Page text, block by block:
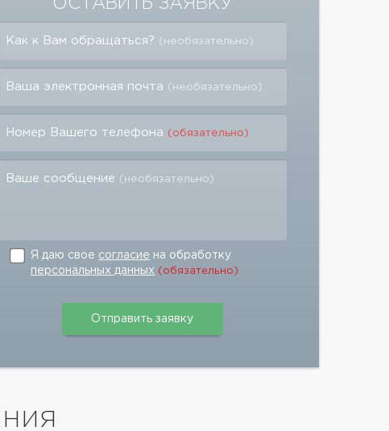
ОСТАВИТЬ ЗАЯВКУ
Как к Вам обращаться? (необязательно)
Ваша электронная почта (необязательно)
Номер Вашего телефона (обязательно)
Ваше сообщение (необязательно)
Я даю свое согласие на обработку
персональных данных (обязательно)